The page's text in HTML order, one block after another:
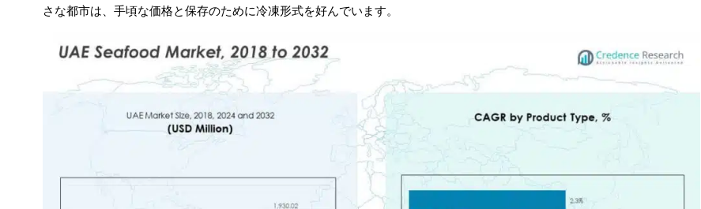
さな都市は、手頃な価格と保存のために冷凍形式を好んでいます。